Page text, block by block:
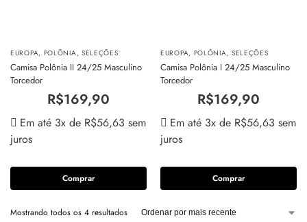
EUROPA, POLÔNIA, SELEÇÕES
Camisa Polônia II 24/25 Masculino
Torcedor
R$169,90
Em até 3x de R$56,63 sem
juros
Comprar
EUROPA, POLÔNIA, SELEÇÕES
Camisa Polônia I 24/25 Masculino
Torcedor
R$169,90
Em até 3x de R$56,63 sem
juros
Comprar
Mostrando todos os 4 resultados